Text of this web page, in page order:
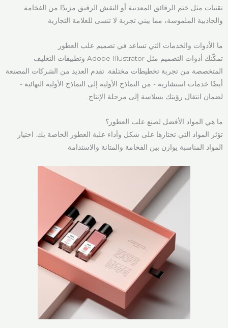
تقنيات مثل ختم الرقائق المعدنية أو النقش الرقيق مزيدًا من الفخامة
والجاذبية الملموسة، مما يبني تجربة لا تنسى للعلامة التجارية.
ما الأدوات والخدمات التي تساعد في تصميم علب العطور
تمكّنك أدوات التصميم مثل Adobe Illustrator وتطبيقات التغليف
المتخصصة من تجربة تخطيطات مختلفة. تقدم العديد من الشركات المصنعة
أيضًا خدمات استشارية - من النماذج الأولية إلى النماذج الأولية النهائية -
لضمان انتقال رؤيتك بسلاسة إلى مرحلة الإنتاج.
ما هي المواد الأفضل لصنع علب العطور؟
تؤثر المواد التي تختارها على شكل وأداء علبة العطور الخاصة بك. اختيار
المواد المناسبة يوازن بين الفخامة والمتانة والاستدامة.